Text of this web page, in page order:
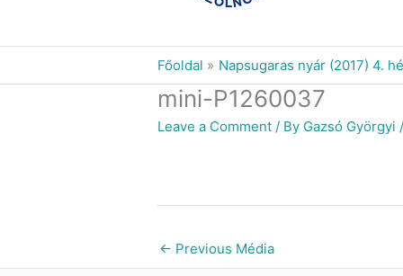
Főoldal Napsugaras nyár (2017) 4.
mini-P1260037
Leave a Comment / By Gazsó Györgyi /
← Previous Média